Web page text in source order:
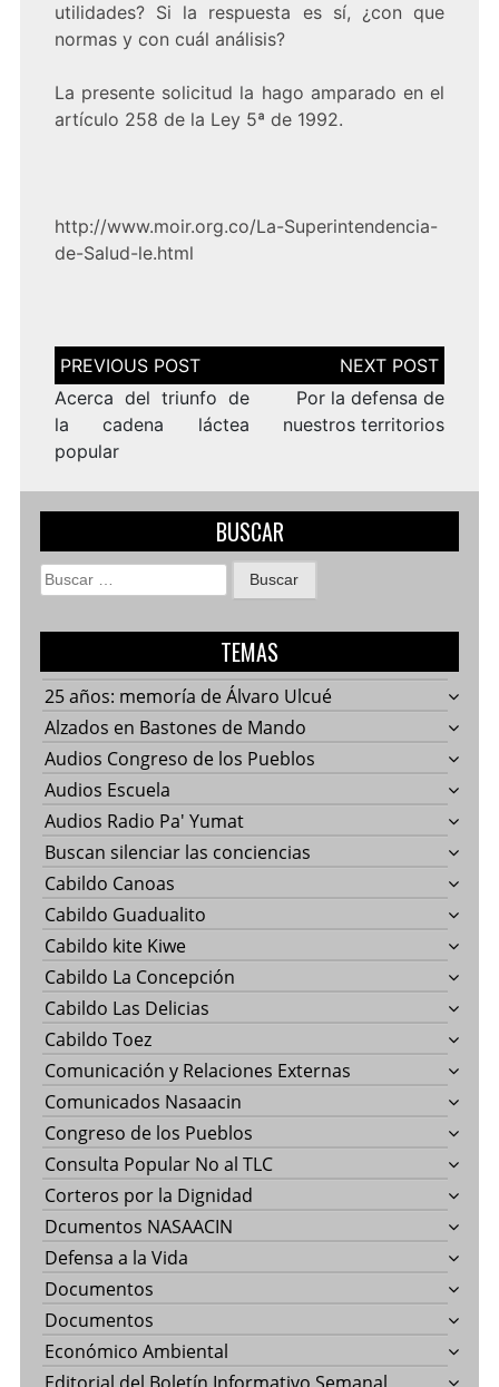
utilidades? Si la respuesta es sí, ¿con que
normas y con cuál análisis?
La presente solicitud la hago amparado en el
artículo 258 de la Ley 5ª de 1992.
http://www.moir.org.co/La-Superintendencia-
de-Salud-le.html
Navegación
de
entradas
Acerca del triunfo de
la cadena láctea
popular
Por la defensa de
nuestros territorios
BUSCAR
Buscar:
TEMAS
25 años: memoría de Álvaro Ulcué
Alzados en Bastones de Mando
Audios Congreso de los Pueblos
Audios Escuela
Audios Radio Pa' Yumat
Buscan silenciar las conciencias
Cabildo Canoas
Cabildo Guadualito
Cabildo kite Kiwe
Cabildo La Concepción
Cabildo Las Delicias
Cabildo Toez
Comunicación y Relaciones Externas
Comunicados Nasaacin
Congreso de los Pueblos
Consulta Popular No al TLC
Corteros por la Dignidad
Dcumentos NASAACIN
Defensa a la Vida
Documentos
Documentos
Económico Ambiental